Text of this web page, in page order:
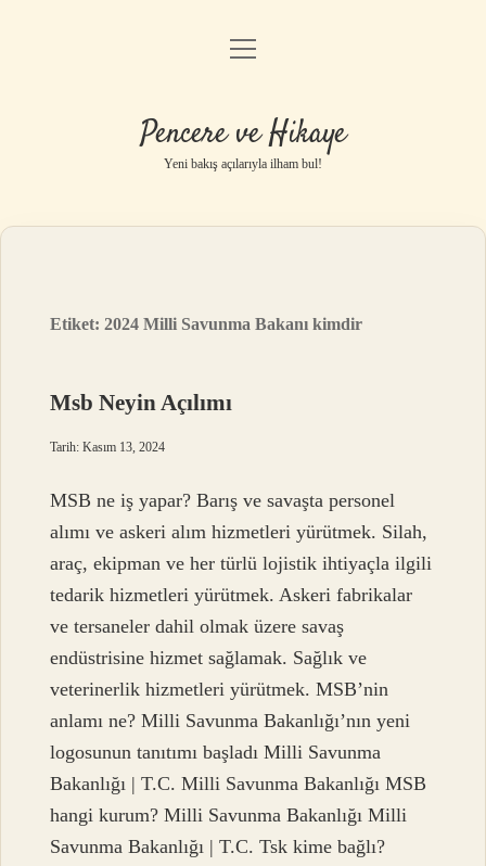
Anasayfa
Yasal Uyarı
menüyü
Pencere ve Hikaye
Yeni bakış açılarıyla ilham bul!
Etiket:2024 Milli Savunma Bakanı kimdir
Msb Neyin Açılımı
Tarih: Kasım 13, 2024
MSB ne iş yapar? Barış ve savaşta personel
alımı ve askeri alım hizmetleri yürütmek. Silah,
araç, ekipman ve her türlü lojistik ihtiyaçla ilgili
tedarik hizmetleri yürütmek. Askeri fabrikalar
ve tersaneler dahil olmak üzere savaş
endüstrisine hizmet sağlamak. Sağlık ve
veterinerlik hizmetleri yürütmek. MSB’nin
anlamı ne? Milli Savunma Bakanlığı’nın yeni
logosunun tanıtımı başladı Milli Savunma
Bakanlığı | T.C. Milli Savunma Bakanlığı MSB
hangi kurum? Milli Savunma Bakanlığı Milli
Savunma Bakanlığı | T.C. Tsk kime bağlı?